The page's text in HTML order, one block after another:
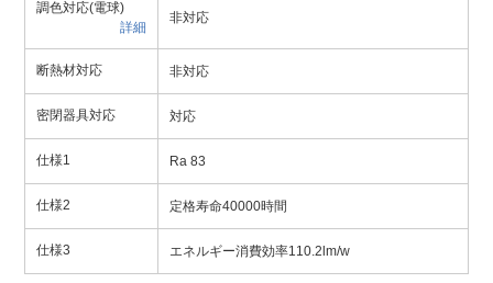
調色対応(電球)
詳細
非対応
断熱材対応 非対応
密閉器具対応 対応
仕様1 Ra 83
仕様2 定格寿命40000時間
仕様3 エネルギー消費効率110.2lm/w